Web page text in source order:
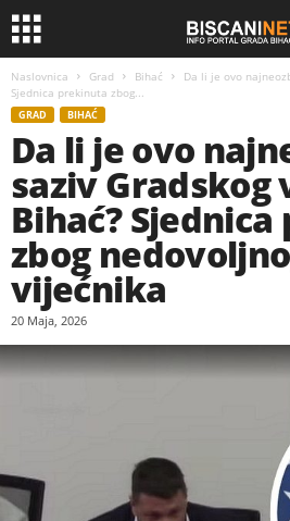
Naslovnica Grad Bihać
Da li je ovo
Sjednica prekinuta zbog...
GRAD BIHAĆ
Da li je ovo
saziv Gradskog
Bihać?
zbog
vijećnika
20 Maja, 2026